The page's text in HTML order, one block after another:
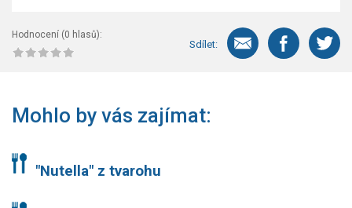
Hodnocení (0 hlasů):
Sdílet:
Mohlo by vás zajímat:
"Nutella" z tvarohu